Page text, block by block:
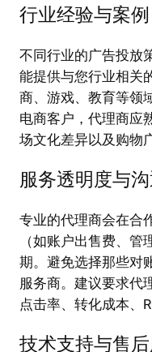
行业经验与案例
不同行业的广告投放
能提供与您行业相关
商、游戏、教育等领
电商客户，代理商应
场文化差异以及购物
服务透明度与
专业的代理商会在合
（如账户出售费、
期。避免选择那些对
服务商。建议要求代
点击率、转化成本、
技术支持与售